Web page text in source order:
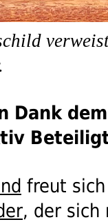
Dank
freut
, der sich